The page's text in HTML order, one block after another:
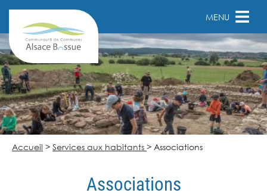
MENU
Accueil > Services aux habitants > Associations
Associations